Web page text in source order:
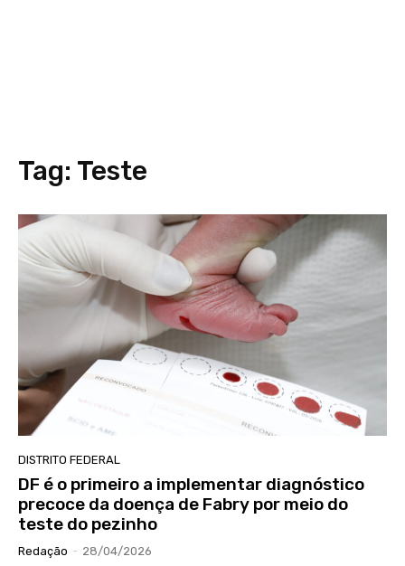
Tag: Teste
DISTRITO FEDERAL
DF é o primeiro a implementar diagnóstico
precoce da doença de Fabry por meio do
teste do pezinho
Redação - 28/04/2026